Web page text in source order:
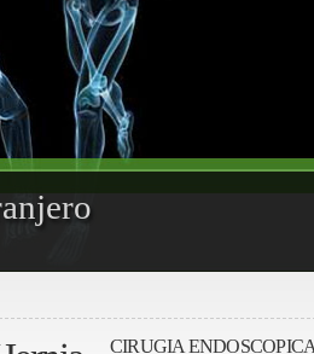
CIRUGIA